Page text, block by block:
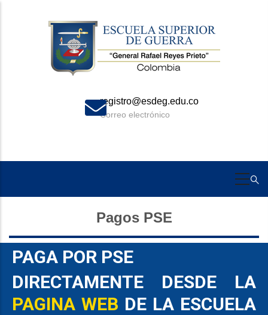
+57 310 273 9049
Pagos PSE
PAGA POR PSE
DIRECTAMENTE DESDE LA
PAGINA WEB DE LA ESCUELA